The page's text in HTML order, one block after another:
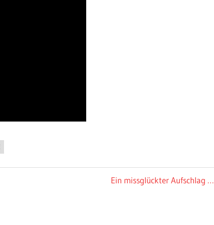
Nächster
Ein missglückter Aufschlag …